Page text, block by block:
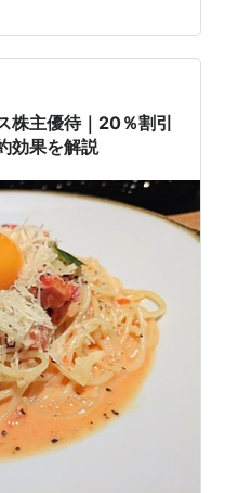
先に”至高”から実食で
い・サクサク感が増…
株主優待｜20％割引
効果を解説